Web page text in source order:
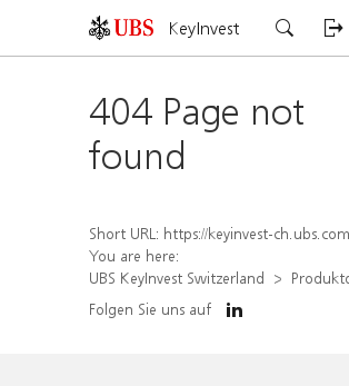
KeyInvest
404 Page not
found
Short URL: https://keyinvest-ch.ubs.com/produkt/detail/index/isin/
You are here:
UBS KeyInvest Switzerland
Folgen Sie uns auf